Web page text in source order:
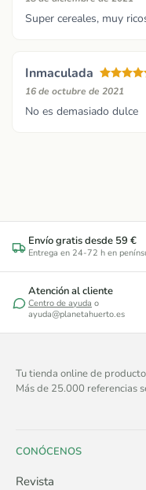
Super cereales, muy
Inmaculada
16 de octubre de 2021
No es demasiado dulce
Envío gratis desde 59 €
Entrega en 24-72 h en
Atención al cliente
Centro de ayuda o
ayuda@planetahuerto.es
Tu tienda online de
Más de 25.000 referencias
CONÓCENOS
Revista